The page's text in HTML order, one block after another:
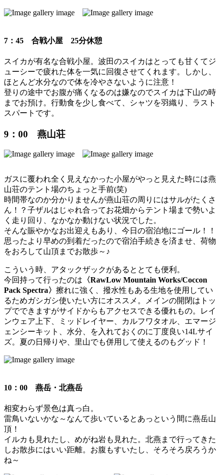
7：45 合戦小屋 25分休憩
スイカが有名な合戦小屋。波田のスイカはとっても甘くてジ
ューシーで疲れた体を一気に回復させてくれます。しかし、
ほとんど水分なので体を冷やさないように注意！
登りの途中でお腹が痛くなるのは嫌なのでスイカは下山の時
までお預け。行動食を少し食べて、シャツを羽織り、ラスト
スパートです。
9：00 燕山荘
ガスに覆われ全く見えなかった小屋がやっと見えた時には燕
山荘のテント場のちょっと手前(笑)
時間帯なのか分かりませんが燕山荘の周りにはサルがたくさ
ん！？子ザルはじゃれ合ってお花畑からテント場まで勢いよ
く走り回り、なかなか動けない状況でした。
そんな賑やかなお出迎えもあり、今日の宿泊地にゴール！！
思ったより早めの到着だったので宿泊手続きを済ませ、荷物
をおろして山頂までお散歩～♪
こういう時、アタックザックがあるととても便利。
今回持って行ったのは 〈RawLow Mountain Works/Coccon
Pack Spectra〉 擦れに強く、撥水性もある生地を使用してい
るためガシガシ使いたい方にオススメ。メインの開閉はトッ
プでできますがサイドからもアクセスできる優れもの。レイ
ンウェア上下、ミッドレイヤー、カルフワタオル、エマージ
ェンシーキット、水分、を入れておくのに丁度良い14Lサイ
ズ。夏の日帰りや、里山でも併用して使えるのもグッド！
10：00 燕岳・北燕岳
相変わらず景色は真っ白。
雷鳥いないかな～なんて歩いているとあっという間に燕岳山
頂！
イルカも見れたし、めがね岩も見れた。北燕まで行ってきた
しお散歩にはいい距離。お腹もすいたし、そろそろ戻ろうか
ね～